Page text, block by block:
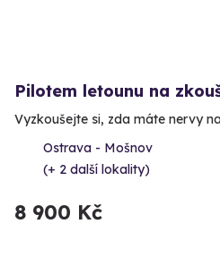
Pilotem letounu na
Vyzkoušejte si, zda máte nervy
Ostrava - Mošnov
(+ 2 další lokality)
8 900 Kč